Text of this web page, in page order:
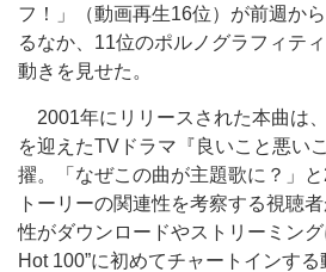
フ！」（動画再生16位）が前週か
るなか、11位のポルノグラフィテ
動きを見せた。
2001年にリリースされた本曲は
を迎えたTVドラマ『良いこと悪い
擢。「なぜこの曲が主題歌に？」
トーリーの関連性を考察する視聴
性がダウンロードやストリーミン
Hot 100”に初めてチャートインす